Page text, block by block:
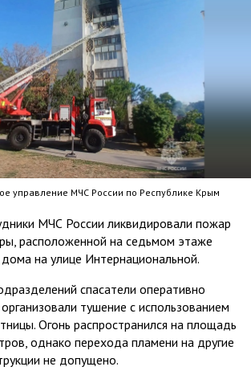
управление МЧС России по Республике Крым
МЧС России ликвидировали пожар
расположенной на седьмом этаже
на улице Интернациональной.
спасатели оперативно
тушение с использованием
Огонь распространился на площадь
однако перехода пламени на другие
не допущено.